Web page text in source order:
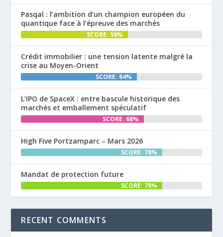
Pasqal : l’ambition d’un champion européen du
quantique face à l’épreuve des marchés
SCORE: 59%
Crédit immobilier : une tension latente malgré la
crise au Moyen-Orient
SCORE: 64%
L’IPO de SpaceX : entre bascule historique des
marchés et emballement spéculatif
SCORE: 68%
High Five Portzamparc – Mars 2026
SCORE: 78%
Mandat de protection future
SCORE: 78%
RECENT COMMENTS